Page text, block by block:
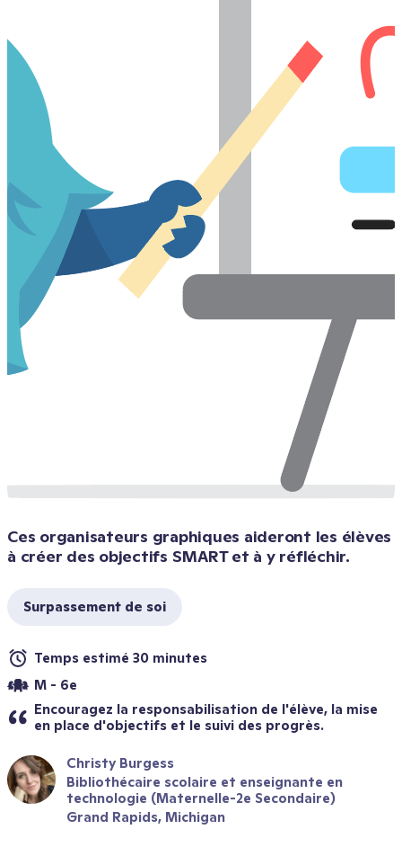
Ces organisateurs graphiques aideront les élèves
à créer des objectifs SMART et à y réfléchir.
Surpassement de soi
Temps estimé 30 minutes
M - 6e
Encouragez la responsabilisation de l'élève, la mise
en place d'objectifs et le suivi des progrès.
Christy Burgess
Bibliothécaire scolaire et enseignante en
technologie (Maternelle-2e Secondaire)
Grand Rapids, Michigan